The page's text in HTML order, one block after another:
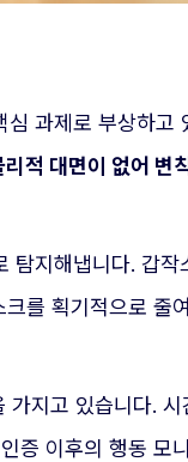
과제로 부상하
적 대면이 없어 변
지해냅니다. 갑
를 획기적으로
가지고 있습니다.
증 이후의 행동